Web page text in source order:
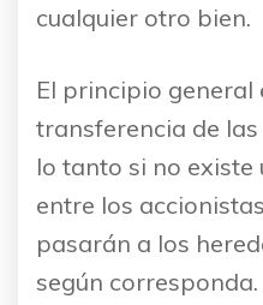
cualquier otro bien.
El principio general
transferencia de
lo tanto si no
entre los
pasarán a los
según corresponda.